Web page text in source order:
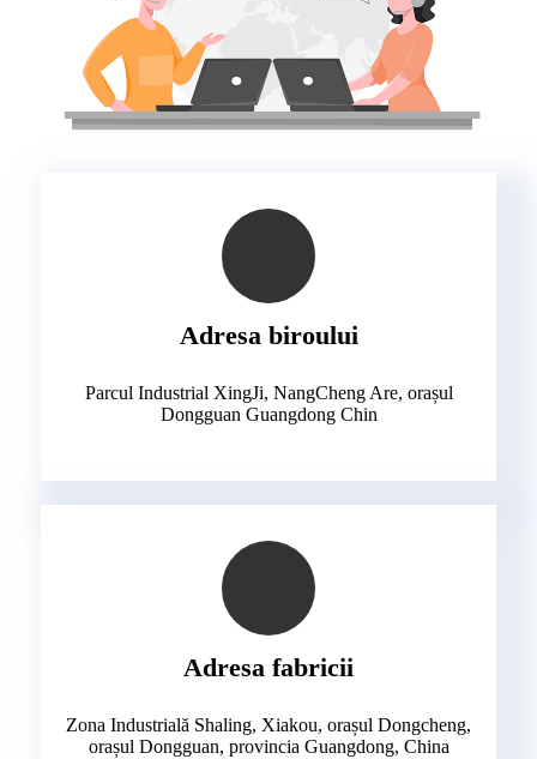
Adresa biroului
Parcul Industrial XingJi, NangCheng Are, orașul
Dongguan Guangdong Chin
Adresa fabricii
Zona Industrială Shaling, Xiakou, orașul Dongcheng,
orașul Dongguan, provincia Guangdong, China